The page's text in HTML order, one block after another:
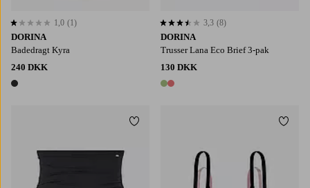
DORINA
Badedragt Kyra
240 DKK
1 farve
1,0 baseret på 1 bedømmelser
1,0 (1)
DORINA
Trusser Lana Eco Brief 3-pak
130 DKK
2 farver
3,3 baseret på 8 bedømmelser
3,3 (8)
Tilføj til favoritter